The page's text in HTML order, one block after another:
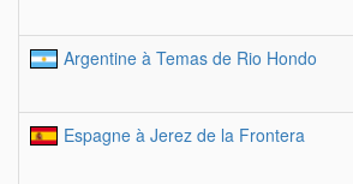
Argentine à Temas de Rio Hondo
Espagne à Jerez de la Frontera